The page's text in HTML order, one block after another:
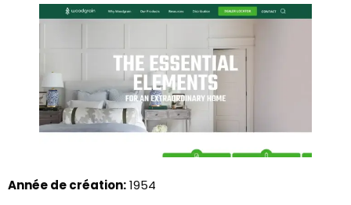
Année de création:1954